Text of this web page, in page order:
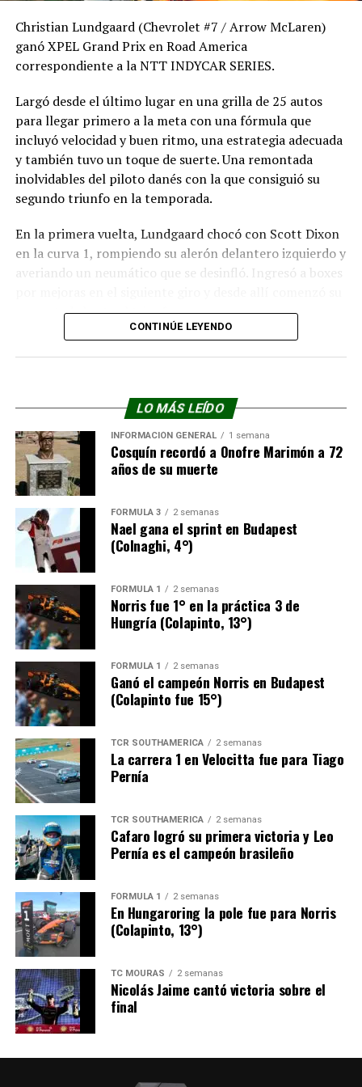
Christian Lundgaard (Chevrolet #7 / Arrow McLaren)
ganó XPEL Grand Prix en Road America
correspondiente a la NTT INDYCAR SERIES.
Largó desde el último lugar en una grilla de 25 autos
para llegar primero a la meta con una fórmula que
incluyó velocidad y buen ritmo, una estrategia adecuada
y también tuvo un toque de suerte. Una remontada
inolvidables del piloto danés con la que consiguió su
segundo triunfo en la temporada.
En la primera vuelta, Lundgaard chocó con Scott Dixon
en la curva 1, rompiendo su alerón delantero izquierdo y
averiando un neumático que se desinfló. Ingresó a boxes
remontada hasta el triunfo.
tercer puesto.
El tetracampeón Álex Palou lidera el campeonato
aventajando por 60 puntos a Malukas y le sigue un
punto detrás Kyle Kirkwood. En tanto, Lundgaard ahora
se ubica cuarto, a 77 del español.
La próxima fecha será The Honda Indy 200 en Mid-Ohio,
el domingo 5 de julio en el Mid-Ohio Sports Car Course,
en la cercanía de Columbus, Ohio.
Resultados de la carrera
FOTO: INDYCAR
CONTINÚE LEYENDO
LO MÁS LEÍDO
INFORMACIÓN GENERAL 1 semana
Cosquín recordó a Onofre Marimón a 72
años de su muerte
FÓRMULA 3 2 semanas
Nael gana el sprint en Budapest
(Colnaghi, 4°)
FÓRMULA 1 2 semanas
Norris fue 1° en la práctica 3 de
Hungría (Colapinto, 13°)
FÓRMULA 1 2 semanas
Ganó el campeón Norris en Budapest
(Colapinto fue 15°)
TCR SOUTHAMERICA 2 semanas
La carrera 1 en Velocitta fue para Tiago
Pernía
TCR SOUTHAMERICA 2 semanas
Cafaro logró su primera victoria y Leo
Pernía es el campeón brasileño
FÓRMULA 1 2 semanas
En Hungaroring la pole fue para Norris
(Colapinto, 13°)
TC MOURAS 2 semanas
Nicolás Jaime cantó victoria sobre el
final